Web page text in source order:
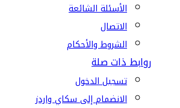
الأسئلة الشائعة
الاتصال
الشروط والأحكام
روابط ذات صلة
تسجيل الدخول
الانضمام إلى سكاي واردز